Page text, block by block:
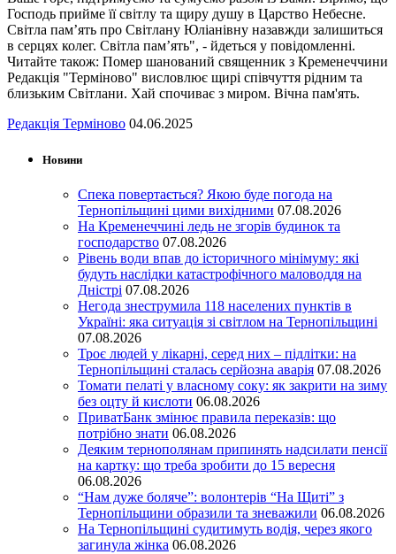
Господь прийме її світлу та щиру душу в Царство Небесне.
Світла пам’ять про Світлану Юліанівну назавжди залишиться
в серцях колег. Світла пам’ять", - йдеться у повідомленні.
Читайте також: Помер шанований священник з Кременеччини
Редакція "Терміново" висловлює щирі співчуття рідним та
близьким Світлани. Хай спочиває з миром. Вічна пам'ять.
Редакція Терміново 04.06.2025
Новини
Спека повертається? Якою буде погода на
Тернопільщині цими вихідними 07.08.2026
На Кременеччині ледь не згорів будинок та
господарство 07.08.2026
Рівень води впав до історичного мінімуму: які
будуть наслідки катастрофічного маловоддя на
Дністрі 07.08.2026
Негода знеструмила 118 населених пунктів в
Україні: яка ситуація зі світлом на Тернопільщині
07.08.2026
Троє людей у лікарні, серед них – підлітки: на
Тернопільщині сталась серйозна аварія 07.08.2026
Томати пелаті у власному соку: як закрити на зиму
без оцту й кислоти 06.08.2026
ПриватБанк змінює правила переказів: що
потрібно знати 06.08.2026
Деяким тернополянам припинять надсилати пенсії
на картку: що треба зробити до 15 вересня
06.08.2026
“Нам дуже боляче”: волонтерів “На Щиті” з
Тернопільщини образили та зневажили 06.08.2026
На Тернопільщині судитимуть водія, через якого
загинула жінка 06.08.2026